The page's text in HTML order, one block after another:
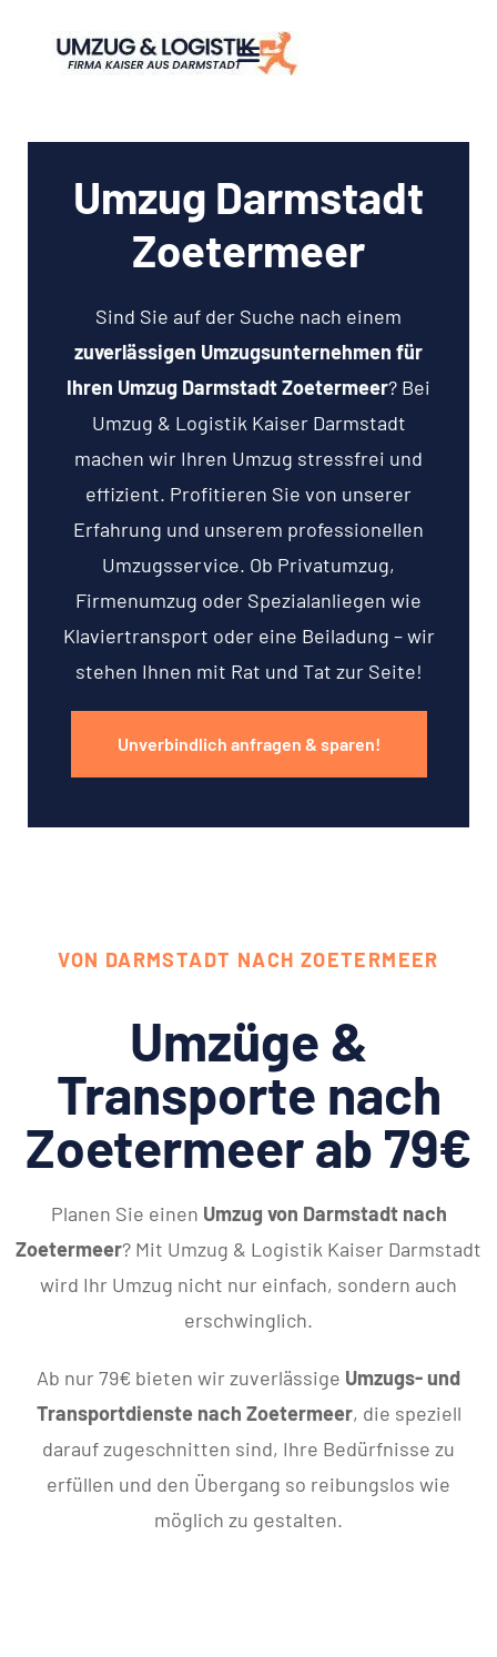
Umzug Darmstadt
Zoetermeer
Sind Sie auf der Suche nach einem
zuverlässigen Umzugsunternehmen für
Ihren Umzug Darmstadt Zoetermeer? Bei
Umzug & Logistik Kaiser Darmstadt
machen wir Ihren Umzug stressfrei und
effizient. Profitieren Sie von unserer
Erfahrung und unserem professionellen
Umzugsservice. Ob Privatumzug,
Firmenumzug oder Spezialanliegen wie
Klaviertransport oder eine Beiladung – wir
stehen Ihnen mit Rat und Tat zur Seite!
Unverbindlich anfragen & sparen!
VON DARMSTADT NACH ZOETERMEER
Umzüge &
Transporte nach
Zoetermeer ab 79€
Planen Sie einen Umzug von Darmstadt nach
Zoetermeer? Mit Umzug & Logistik Kaiser Darmstadt
wird Ihr Umzug nicht nur einfach, sondern auch
erschwinglich.
Ab nur 79€ bieten wir zuverlässige Umzugs- und
Transportdienste nach Zoetermeer, die speziell
darauf zugeschnitten sind, Ihre Bedürfnisse zu
erfüllen und den Übergang so reibungslos wie
möglich zu gestalten.